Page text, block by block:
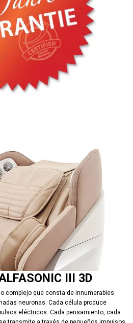
III 3D
complejo que consta de innumerables
neuronas. Cada célula produce
eléctricos. Cada pensamiento, cada